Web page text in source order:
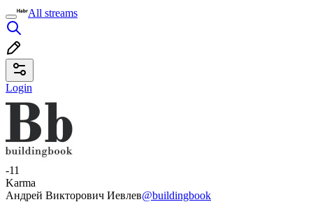
All streams
Login
-11
Karma
Андрей Викторович Иевлев@buildingbook